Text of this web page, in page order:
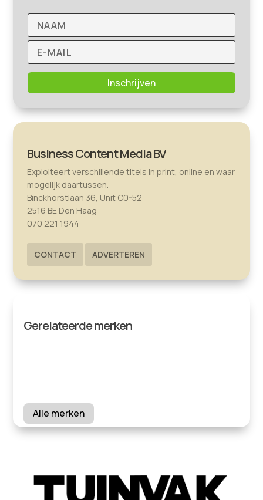
Inschrijven
Business Content Media BV
Exploiteert verschillende titels in print, online en waar
mogelijk daartussen.
Binckhorstlaan 36, Unit C0-52
2516 BE Den Haag
070 221 1944
CONTACT ADVERTEREN
Gerelateerde merken
Alle merken